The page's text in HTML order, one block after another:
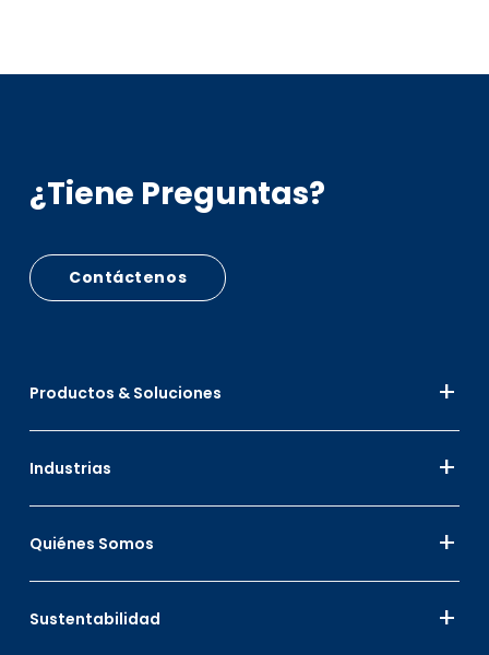
Productos & Soluciones
Industrias
Quiénes Somos
Sustentabilidad
¿Tiene Preguntas?
Contáctenos